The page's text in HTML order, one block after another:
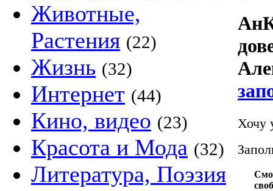
Животные,
Растения (22)
Жизнь (32)
Интернет (44)
Кино, видео (23)
Красота и Мода (32)
Литература, Поэзия
Хочу